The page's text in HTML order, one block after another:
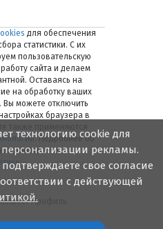
для обеспечения
статистики. С их
пользовательскую
сайта и делаем
Оставаясь на
на обработку ваших
можете отключить
браузера в
. Подробнее об
данных — в
.
Профиль.
технологию cookie для
рекламы.
свое согласие
с действующей